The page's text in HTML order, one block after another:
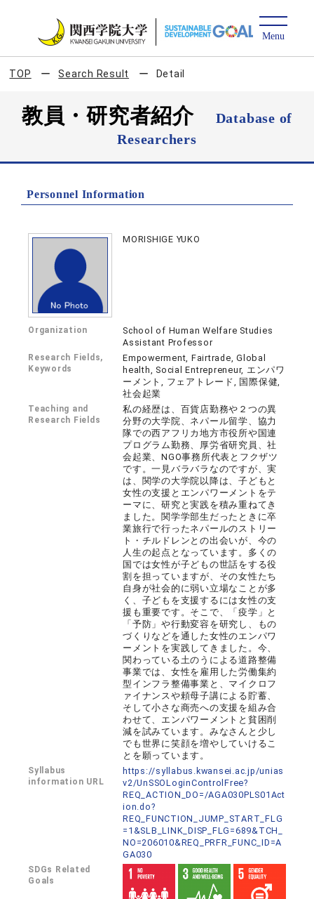
TOP Search Result Detail
教員・研究者紹介
Database of
Researchers
Personnel Information
MORISHIGE YUKO
Organization
School of Human Welfare Studies
Assistant Professor
Research Fields,
Keywords
Empowerment, Fairtrade, Global
health, Social Entrepreneur, エンパワ
ーメント, フェアトレード, 国際保健,
社会起業
Teaching and
Research Fields
私の経歴は、百貨店勤務や２つの異
分野の大学院、ネパール留学、協力
隊での西アフリカ地方市役所や国連
プログラム勤務、厚労省研究員、社
会起業、NGO事務所代表とフクザツ
です。一見バラバラなのですが、実
は、関学の大学院以降は、子どもと
女性の支援とエンパワーメントをテ
ーマに、研究と実践を積み重ねてき
ました。関学学部生だったときに卒
業旅行で行ったネパールのストリー
ト・チルドレンとの出会いが、今の
人生の起点となっています。多くの
国では女性が子どもの世話をする役
割を担っていますが、その女性たち
自身が社会的に弱い立場なことが多
く、子どもを支援するには女性の支
援も重要です。そこで、「疫学」と
「予防」や行動変容を研究し、もの
づくりなどを通した女性のエンパワ
ーメントを実践してきました。今、
関わっている土のうによる道路整備
事業では、女性を雇用した労働集約
型インフラ整備事業と、マイクロフ
ァイナンスや頼母子講による貯蓄、
そして小さな商売への支援を組み合
わせて、エンパワーメントと貧困削
減を試みています。みなさんと少し
でも世界に笑顔を増やしていけるこ
とを願っています。
Syllabus
information URL
https://syllabus.kwansei.ac.jp/unias
v2/UnSSOLoginControlFree?
REQ_ACTION_DO=/AGA030PLS01Act
ion.do?
REQ_FUNCTION_JUMP_START_FLG
=1&SLB_LINK_DISP_FLG=689&TCH_
NO=206010&REQ_PRFR_FUNC_ID=A
GA030
SDGs Related
Goals